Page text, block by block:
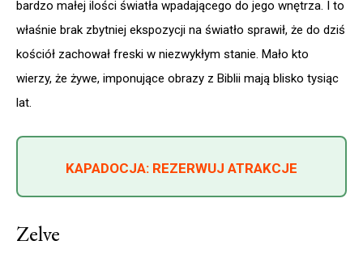
bardzo małej ilości światła wpadającego do jego wnętrza. I to
właśnie brak zbytniej ekspozycji na światło sprawił, że do dziś
kościół zachował freski w niezwykłym stanie. Mało kto
wierzy, że żywe, imponujące obrazy z Biblii mają blisko tysiąc
lat.
KAPADOCJA: REZERWUJ ATRAKCJE
Zelve